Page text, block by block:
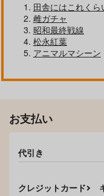
田舎にはこれく
雌ガチャ
昭和最終戦線
松永紅葉
アニマルマシーン
お支払い
代引き
クレジットカード